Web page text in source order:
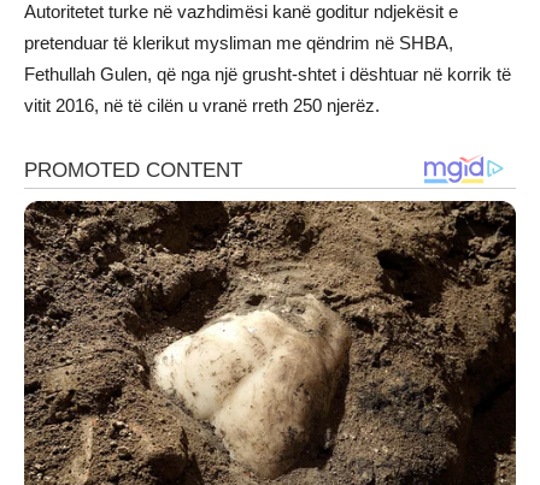
Autoritetet turke në vazhdimësi kanë goditur ndjekësit e
pretenduar të klerikut mysliman me qëndrim në SHBA,
Fethullah Gulen, që nga një grusht-shtet i dështuar në korrik të
vitit 2016, në të cilën u vranë rreth 250 njerëz.